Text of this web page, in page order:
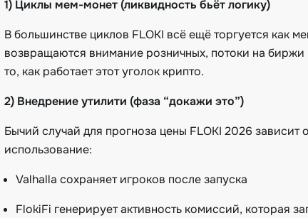
1) Циклы мем-монет (ликвидность бьёт логику)
В большинстве циклов FLOKI всё ещё торгуется как
возвращаются внимание розничных, потоки на
то, как работает этот уголок крипто.
2) Внедрение утилити (фаза “докажи это”)
Бычий случай для прогноза цены FLOKI 2026
использование:
Valhalla сохраняет игроков после запуска
FlokiFi генерирует активность комиссий, которая